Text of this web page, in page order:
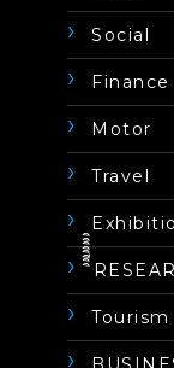
Social
Finance
Motor
Travel
Tourism